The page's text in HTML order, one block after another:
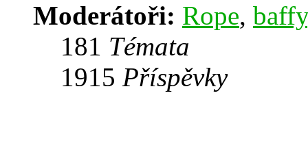
Moderátoři: Rope, baffy
181 Témata
1915 Příspěvky